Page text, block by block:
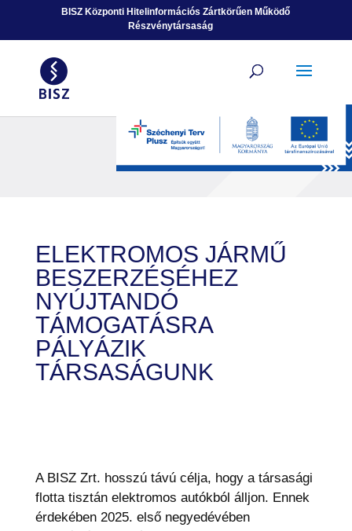
Ugrás a tartalomhozBISZ Központi Hitelinformációs Zártkörűen Működő
Részvénytársaság
ELEKTROMOS JÁRMŰ
BESZERZÉSÉHEZ
NYÚJTANDÓ
TÁMOGATÁSRA
PÁLYÁZIK
TÁRSASÁGUNK
A BISZ Zrt. hosszú távú célja, hogy a társasági
flotta tisztán elektromos autókból álljon. Ennek
érdekében 2025. első negyedévében